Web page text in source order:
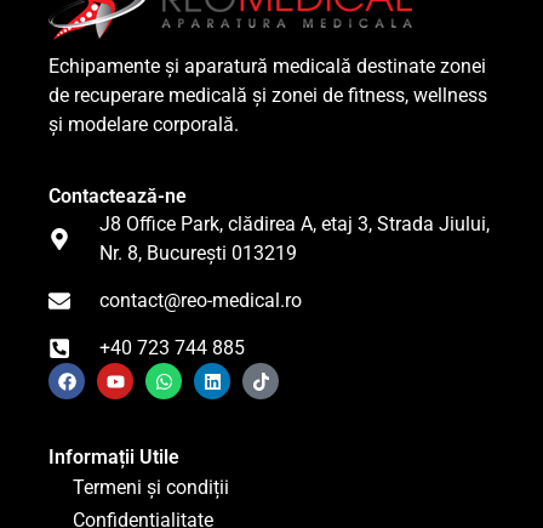
Echipamente și aparatură medicală destinate zonei
de recuperare medicală și zonei de fitness, wellness
și modelare corporală.
Contactează-ne
J8 Office Park, clădirea A, etaj 3, Strada Jiului,
Nr. 8, București 013219
contact@reo-medical.ro
+40 723 744 885
Informații Utile
Termeni și condiții
Confidențialitate